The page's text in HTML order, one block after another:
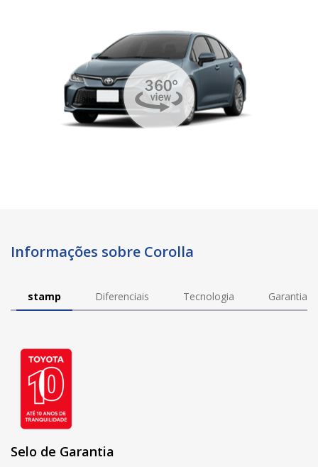
Informações sobre Corolla
stamp Diferenciais Tecnologia Garantia
Selo de Garantia